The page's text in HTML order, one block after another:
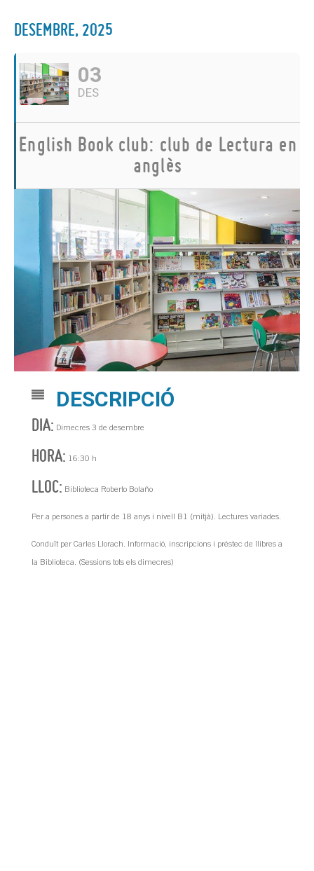
DESEMBRE, 2025
03
DES
English Book club: club de Lectura en
anglès
DESCRIPCIÓ
DIA: Dimecres 3 de desembre
HORA: 16:30 h
LLOC: Biblioteca Roberto Bolaño
Per a persones a partir de 18 anys i nivell B1 (mitjà). Lectures variades.
Conduït per Carles Llorach. Informació, inscripcions i préstec de llibres a
la Biblioteca. (Sessions tots els dimecres)